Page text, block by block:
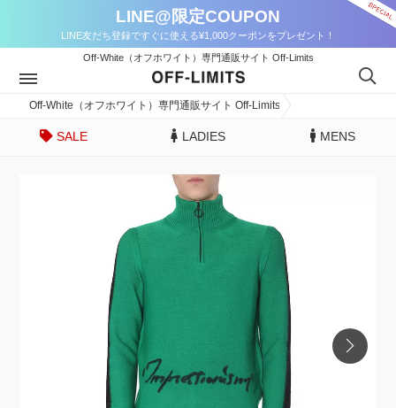
LINE@限定COUPON
LINE友だち登録ですぐに使える¥1,000クーポンをプレゼント！
Off-White（オフホワイト）専門通販サイト Off-Limits
Off-White（オフホワイト）専門通販サイト Off-Limits
SALE LADIES MENS